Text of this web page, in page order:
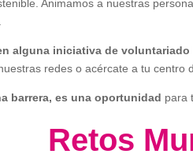
Animamos a nuestras
alguna iniciativa de voluntariado
redes o acércate a tu centro
barrera, es una oportunidad para
Retos